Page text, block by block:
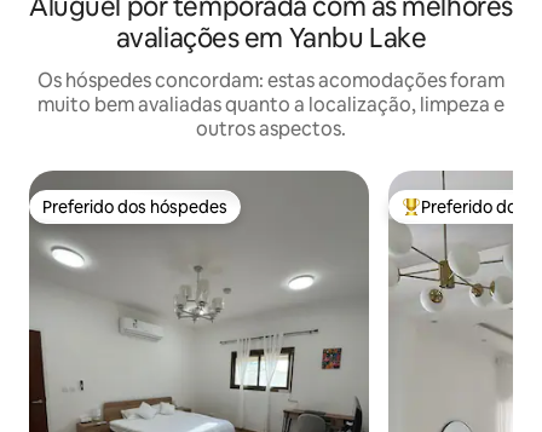
avaliações em Yanbu Lake
Os hóspedes concordam: estas acomodações foram
muito bem avaliadas quanto a localização, limpeza e
outros aspectos.
Preferido dos hóspedes
Preferido dos hóspedes Entre os
Preferido dos